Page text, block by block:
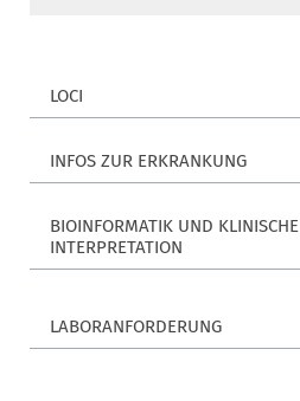
LOCI
INFOS ZUR ERKRANKUNG
BIOINFORMATIK UND KLINISCHE
INTERPRETATION
LABORANFORDERUNG